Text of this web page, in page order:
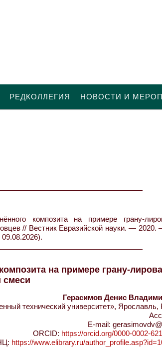
РЕДКОЛЛЕГИЯ НОВОСТИ И
композита на примере грану-
// Вестник Евразийской науки. — 2020.
на примере грану-
смеси
Герасимов Денис
технический университет», Ярославль,
E-mail:
ORCID: https://orcid.org/0000-0002-
https://www.elibrary.ru/